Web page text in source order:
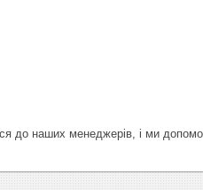
до наших менеджерів, і ми